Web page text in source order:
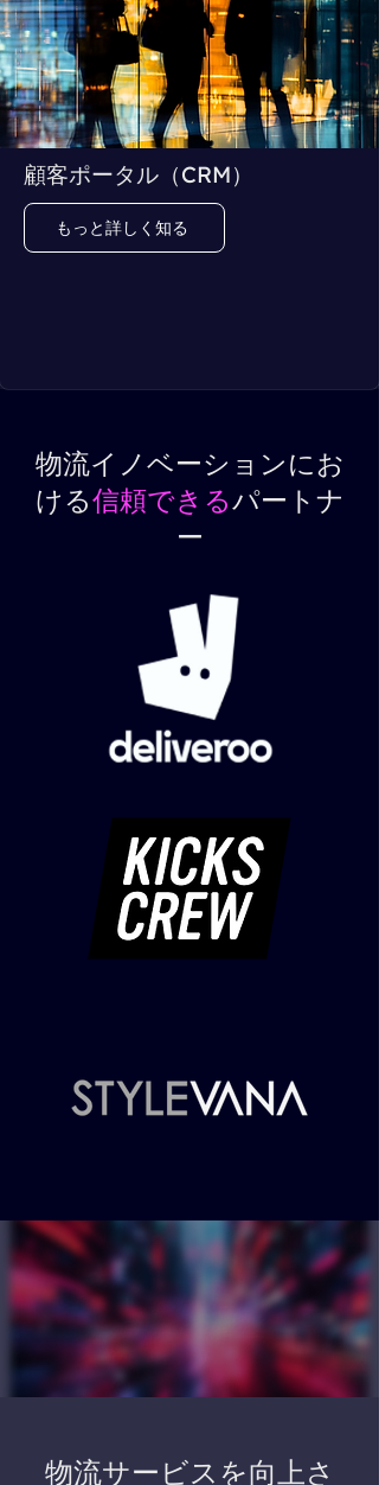
顧客ポータル（CRM）
もっと詳しく知る
物流イノベーションにお
ける信頼できるパートナ
ー
物流サービスを向上さ